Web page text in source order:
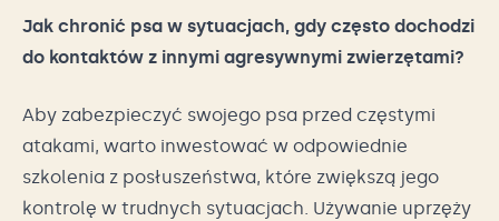
Jak chronić psa w sytuacjach, gdy często dochodzi
do kontaktów z innymi agresywnymi zwierzętami?
Aby zabezpieczyć swojego psa przed częstymi
atakami, warto inwestować w odpowiednie
szkolenia z posłuszeństwa, które zwiększą jego
kontrolę w trudnych sytuacjach. Używanie uprzęży